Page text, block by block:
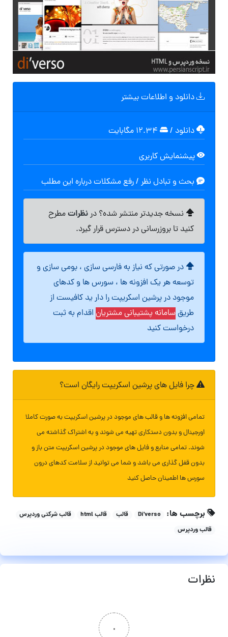
دانلود و اطلاعات بیشتر
دانلود /
پیشنمایش کاربری
بحث و تبادل نظر / رفع مشکلات درباره این مطلب
نسخه جدیدتر منتشر شده؟ درنظراتمطرح
کنید تا بروزرسانی در دسترس قرار گیرد.
در صورتی که نیاز به فارسی سازی ، بومی سازی و
توسعه هر یک افزونه ها ، سورس ها و کدهای
موجود در پرشین اسکریپت را دار ید کافیست از
طریقسامانه پشتیبانی مشتریان اقدام به ثبت
درخواست کنید
چرا فایل های پرشین اسکریپت رایگان است؟
تمامی افزونه ها و قالب های موجود در پرشین اسکریپت به صورت کاملا
اورجینال و بدون دستکاری تهیه می شوند و به اشتراک گذاشته می
شوند. تمامی منابع و فایل های موجود در پرشین اسکریپت متن باز و
بدون قفل گذاری می باشد و شما می توانید از سلامت کدهای درون
سورس ها اطمینان حاصل کنید
برچسب ها: Di'verso قالب قالب html
قالب شرکتی وردپرس
قالب وردپرس
نظرات
۰